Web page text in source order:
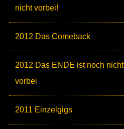
nicht vorbei!
2012 Das Comeback
2012 Das ENDE ist noch nicht
vorbei
2011 Einzelgigs